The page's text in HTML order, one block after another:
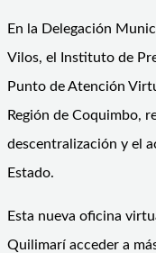
En la Delegación
Vilos, el Instituto de
Punto de Atención
Región de Coquimbo,
descentralización y el
Estado.
Esta nueva oficina
Quilimarí acceder a